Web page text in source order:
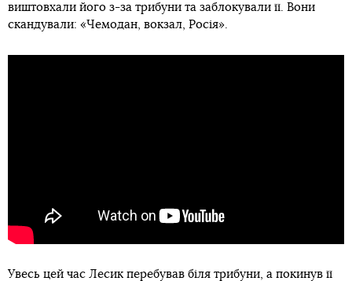
виштовхали його з-за трибуни та заблокували її. Вони
скандували: «Чемодан, вокзал, Росія».
Увесь цей час Лесик перебував біля трибуни, а покинув її